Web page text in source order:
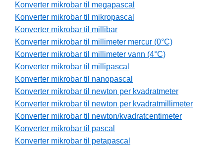
Konverter mikrobar til megapascal
Konverter mikrobar til mikropascal
Konverter mikrobar til millibar
Konverter mikrobar til millimeter mercur (0°C)
Konverter mikrobar til millimeter vann (4°C)
Konverter mikrobar til millipascal
Konverter mikrobar til nanopascal
Konverter mikrobar til newton per kvadratmeter
Konverter mikrobar til newton per kvadratmillimeter
Konverter mikrobar til newton/kvadratcentimeter
Konverter mikrobar til pascal
Konverter mikrobar til petapascal